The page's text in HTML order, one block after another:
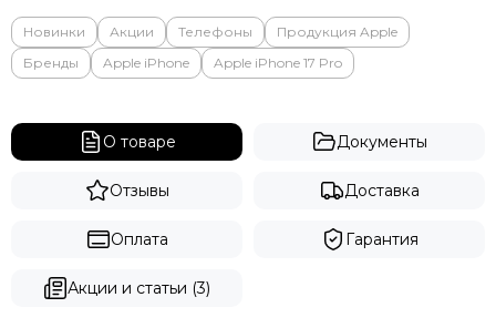
Новинки Акции Телефоны
Продукция Apple
Бренды
Apple iPhone Apple iPhone 17 Pro
О товаре Документы
Отзывы Доставка
Оплата Гарантия
Акции и статьи (3)